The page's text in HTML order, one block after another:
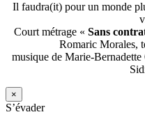
Il faudra(it) pour un monde
Court métrage « Sans
Romaric Morales,
musique de Marie-
×
S’évader